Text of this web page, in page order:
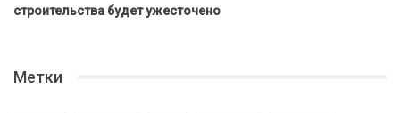
строительства будет ужесточено
Метки